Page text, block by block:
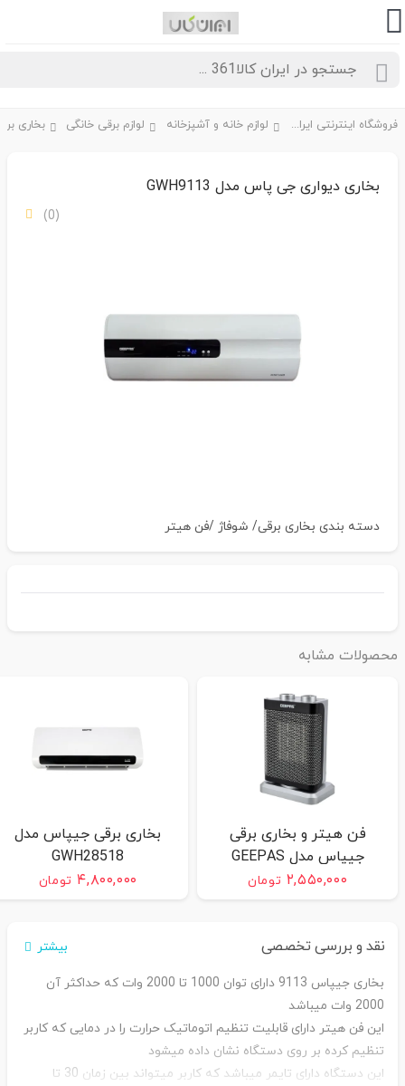
فروشگاه اینترنتی ایران کالا361 لوازم خانه و آشپزخانه لوازم برقی خانگی
بخاری دیواری جی پاس مدل GWH9113
دسته بندیبخاری برقی/ شوفاژ /فن هیتر
مشابه
فن هیتر و بخاری برقی
جیپاس مدل GEEPAS
GRH28529
۲,۵۵۰,۰۰۰ تومان
بخاری برقی جیپاس مدل
GWH28518
۴,۸۰۰,۰۰۰ تومان
نقد و بررسی تخصصی بیشتر
بخاری جیپاس 9113 دارای توان 1000 تا 2000 وات که حداکثر آن
2000 وات میباشد
این فن هیتر دارای قابلیت تنظیم اتوماتیک حرارت را در دمایی که کاربر
تنظیم کرده بر روی دستگاه نشان داده میشود
این دستگاه دارای تایمر میباشد که کاربر میتواند بین زمان 30 تا